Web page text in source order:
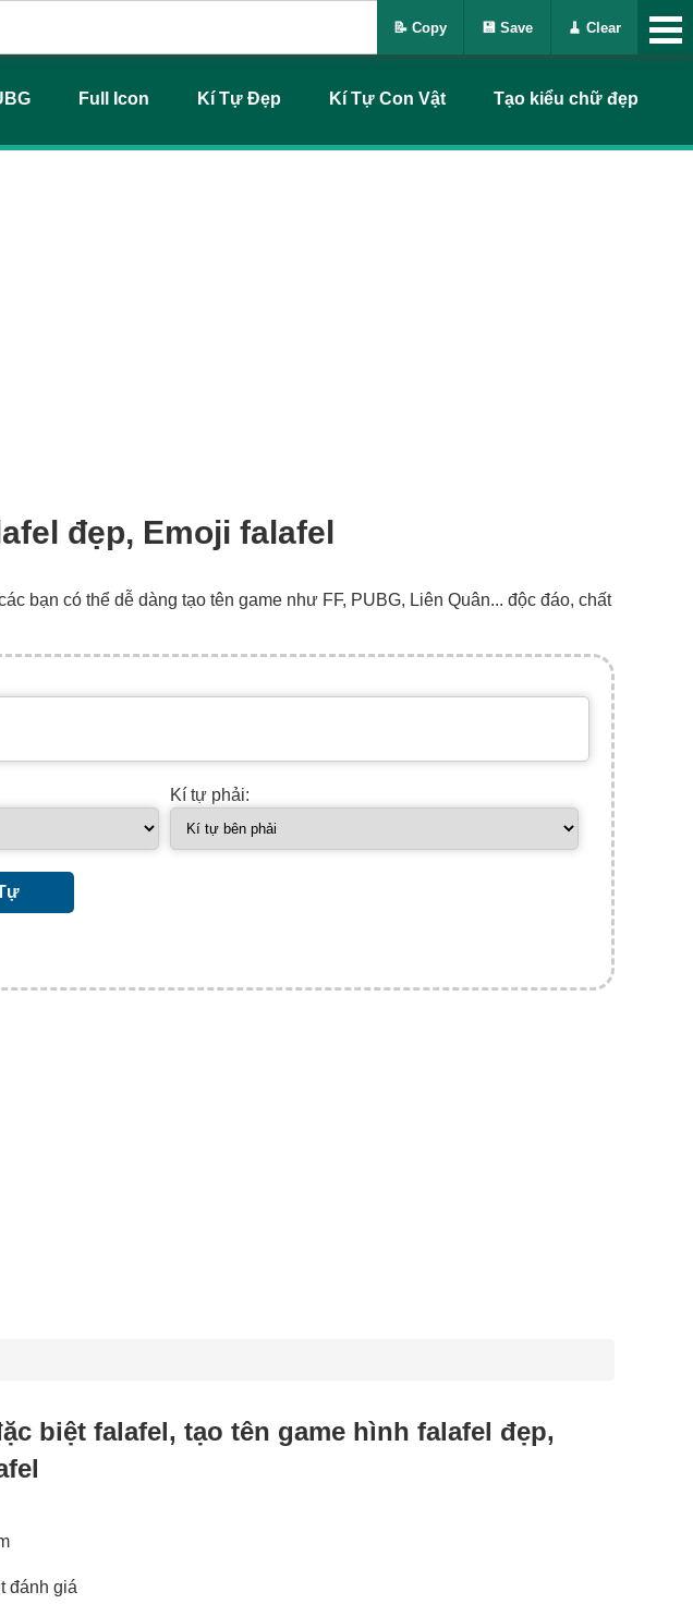
Full Icon Kí Tự Đẹp Kí Tự Con Vật Tạo kiểu chữ đẹp
đẹp, Emoji falafel
bạn có thể dễ dàng tạo tên game như FF, PUBG, Liên Quân... độc đáo, chất
Kí tự phải:
biệt falafel, tạo tên game hình falafel đẹp,
đánh giá
📝 Copy 💾 Save 🧹 Clear